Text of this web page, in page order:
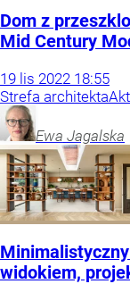
Dom z
Mid Century
19 lis 2022 18:55
Strefa architekta
Ewa Jagalska
widokiem,